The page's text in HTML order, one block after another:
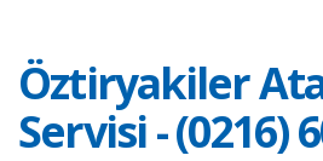
Öztiryakiler
Servisi - (0216)